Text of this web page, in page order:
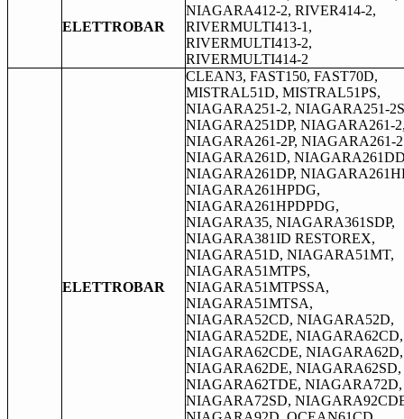
ELETTROBAR
NIAGARA412-2, RIVER414-2,
RIVERMULTI413-1,
RIVERMULTI413-2,
RIVERMULTI414-2
ELETTROBAR
CLEAN3, FAST150, FAST70D,
MISTRAL51D, MISTRAL51PS,
NIAGARA251-2, NIAGARA251-
NIAGARA251DP, NIAGARA261-
NIAGARA261-2P, NIAGARA261-
NIAGARA261D,
NIAGARA261DP,
NIAGARA261HPDG,
NIAGARA261HPDPDG,
NIAGARA35, NIAGARA361SDP,
NIAGARA381ID RESTOREX,
NIAGARA51D, NIAGARA51MT,
NIAGARA51MTPS,
NIAGARA51MTPSSA,
NIAGARA51MTSA,
NIAGARA52CD, NIAGARA52D,
NIAGARA52DE, NIAGARA62CD,
NIAGARA62CDE, NIAGARA62D,
NIAGARA62DE, NIAGARA62SD,
NIAGARA62TDE, NIAGARA72D,
NIAGARA72SD,